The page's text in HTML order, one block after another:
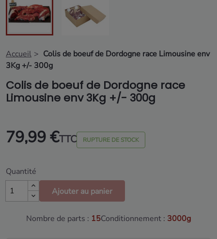
Accueil
Colis de boeuf de Dordogne race Limousine env
3Kg +/- 300g
Colis de boeuf de Dordogne race
Limousine env 3Kg +/- 300g
79,99 €TTC RUPTURE DE STOCK
Quantité
Ajouter au panier
Nombre de parts : 15Conditionnement : 3000g